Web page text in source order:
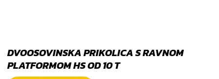
DVOOSOVINSKA PRIKOLICA S RAVNOM
PLATFORMOM HS OD 10 T